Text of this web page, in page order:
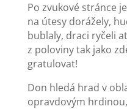
Po zvukové stránce
na útesy dorážely,
bublaly, draci ryčeli
z poloviny tak jako
gratulovat!
Don hledá hrad v
opravdovým